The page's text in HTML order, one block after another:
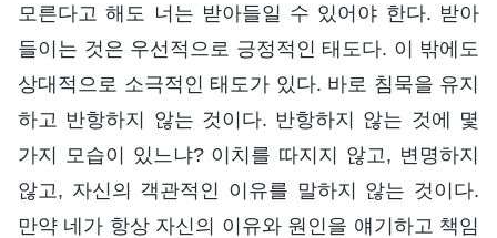
모른다고 해도 너는 받아들일 수 있어야 한다. 받아
들이는 것은 우선적으로 긍정적인 태도다. 이 밖에도
상대적으로 소극적인 태도가 있다. 바로 침묵을 유지
하고 반항하지 않는 것이다. 반항하지 않는 것에 몇
가지 모습이 있느냐? 이치를 따지지 않고, 변명하지
않고, 자신의 객관적인 이유를 말하지 않는 것이다.
만약 네가 항상 자신의 이유와 원인을 얘기하고 책임